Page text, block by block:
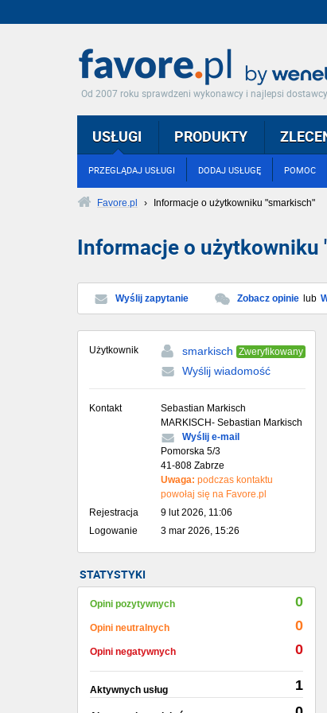
Od 2007 roku sprawdzeni wykonawcy i najlepsi dostawcy
USŁUGI
PRZEGLĄDAJ USŁUGI DODAJ USŁUGĘ POMOC
PRODUKTY
Favore.pl › Informacje o użytkowniku "smarkisch"
Informacje o użytkowniku
Wyślij zapytanie Zobacz opinie lub
Użytkownik smarkisch Zweryfikowany
Wyślij wiadomość
Kontakt
Sebastian Markisch
MARKISCH- Sebastian Markisch
Wyślij e-mail
Pomorska 5/3
41-808 Zabrze
Uwaga: podczas kontaktu
powołaj się na Favore.pl
Rejestracja
9 lut 2026, 11:06
Logowanie
3 mar 2026, 15:26
STATYSTYKI
Opini pozytywnych 0
Opini neutralnych 0
Opini negatywnych 0
Aktywnych usług 1